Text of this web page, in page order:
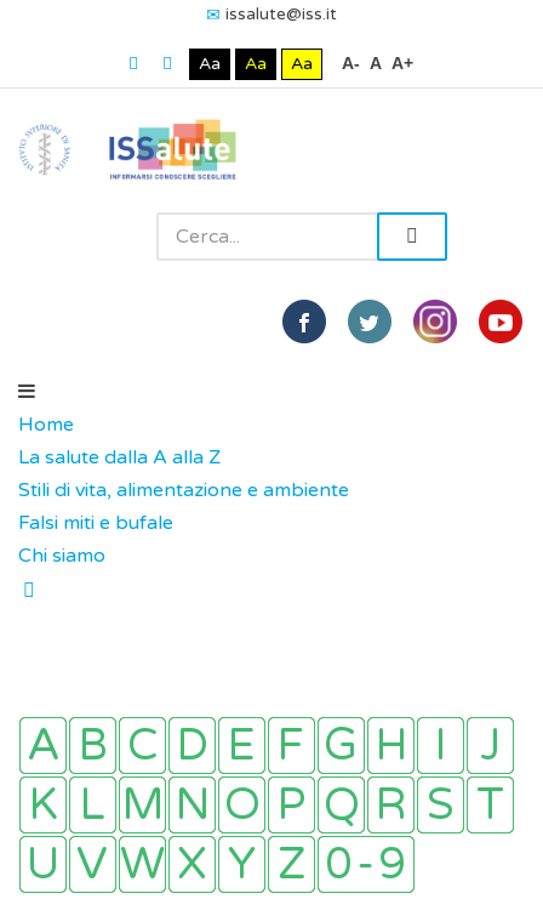
issalute@iss.it
Aa Aa Aa A- A A+
Home
La salute dalla A alla Z
Stili di vita, alimentazione e ambiente
Falsi miti e bufale
Chi siamo